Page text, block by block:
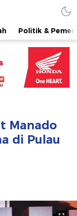
Politik &
Manado
di Pulau